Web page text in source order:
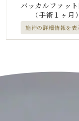
バッカルファッ
（手術１ヶ月）
施術の詳細情報を表